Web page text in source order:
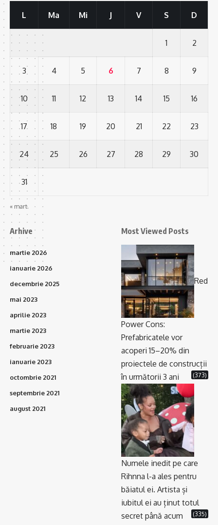
L Ma Mi J V S D
1 2
3 4 5 6 7 8 9
10 11 12 13 14 15 16
17 18 19 20 21 22 23
24 25 26 27 28 29 30
31
« mart.
Arhive
martie 2026
ianuarie 2026
decembrie 2025
mai 2023
aprilie 2023
martie 2023
februarie 2023
ianuarie 2023
octombrie 2021
septembrie 2021
august 2021
Most Viewed Posts
Red
Power Cons:
Prefabricatele vor
acoperi 15–20% din
proiectele de construcții
în următorii 3 ani
(373)
Numele inedit pe care
Rihnna l-a ales pentru
băiatul ei. Artista și
iubitul ei au ținut totul
secret până acum
(335)